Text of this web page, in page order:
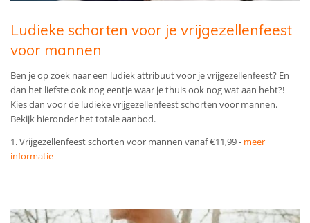
Ludieke schorten voor je vrijgezellenfeest
voor mannen
Ben je op zoek naar een ludiek attribuut voor je vrijgezellenfeest? En
dan het liefste ook nog eentje waar je thuis ook nog wat aan hebt?!
Kies dan voor de ludieke vrijgezellenfeest schorten voor mannen.
Bekijk hieronder het totale aanbod.
1. Vrijgezellenfeest schorten voor mannen vanaf €11,99 - meer
informatie